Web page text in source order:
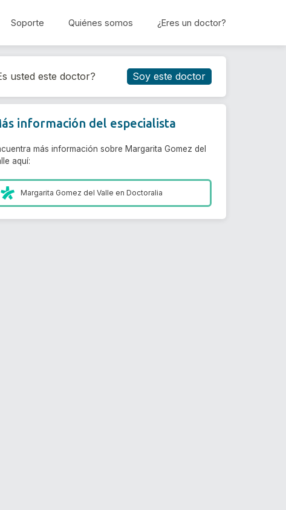
Soporte Quiénes somos ¿Eres un doctor?
Reservar cita
usted este doctor? Soy este doctor
información del especialista
más información sobre Margarita Gomez del
aquí:
Margarita Gomez del Valle enDoctoralia